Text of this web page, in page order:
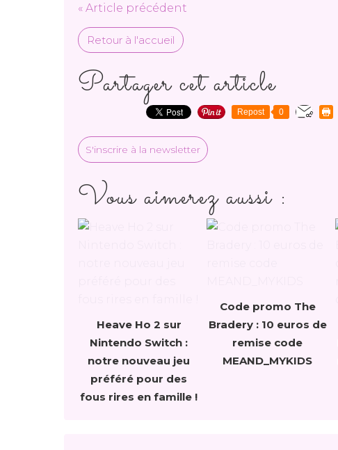
« Article précédent
Retour à l'accueil
Partager cet article
Repost 0
S'inscrire à la newsletter
Vous aimerez aussi :
Heave Ho 2 sur
Nintendo Switch :
notre nouveau jeu
préféré pour des
fous rires en famille !
Code promo The
Bradery : 10 euros de
remise code
MEAND_MYKIDS